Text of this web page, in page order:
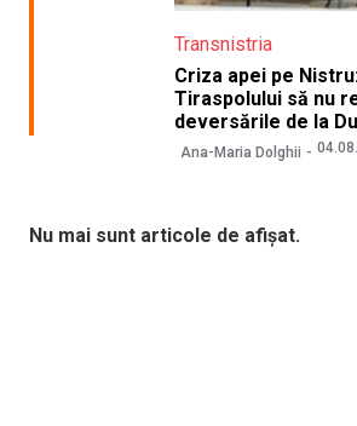
Transnistria
Criza apei pe
Tiraspolului să nu
deversările de la
Ana-Maria Dolghii
Nu mai sunt articole de afișat.